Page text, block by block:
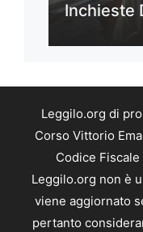
Inchieste
Leggilo.org di
Corso Vittorio
Codice
Leggilo.org non è
viene aggiornato
pertanto